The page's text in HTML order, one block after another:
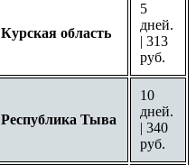
Курская область
5
дней.
| 313
руб.
Республика Тыва
10
дней.
| 340
руб.